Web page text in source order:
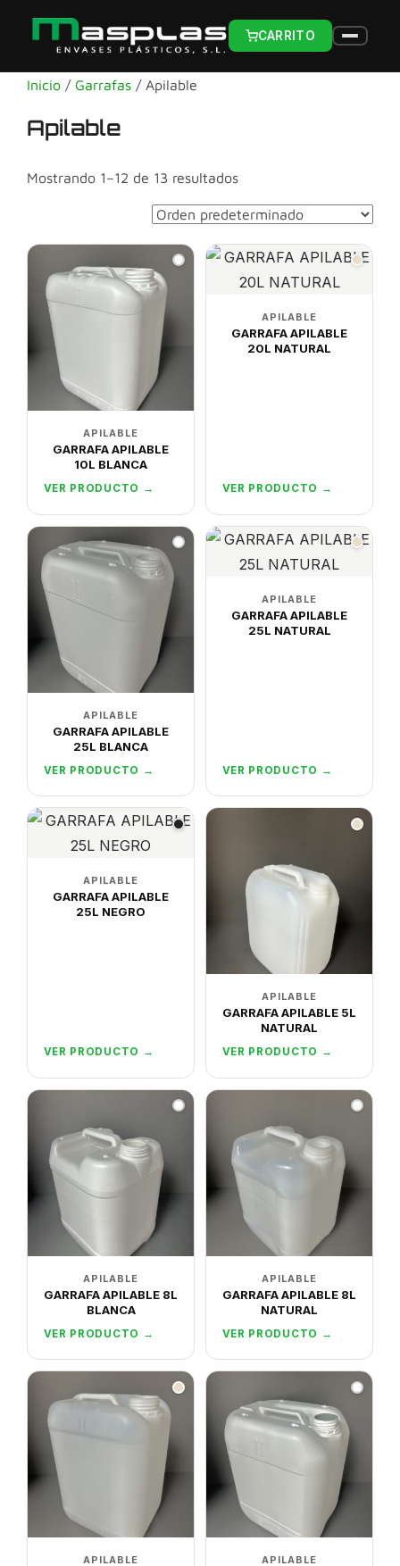
CARRITO
Inicio / Garrafas / Apilable
Apilable
Mostrando 1–12 de 13 resultados
APILABLE
GARRAFA APILABLE
10L BLANCA
VER PRODUCTO →
APILABLE
GARRAFA APILABLE
20L NATURAL
VER PRODUCTO →
APILABLE
GARRAFA APILABLE
25L BLANCA
VER PRODUCTO →
APILABLE
GARRAFA APILABLE
25L NATURAL
VER PRODUCTO →
APILABLE
GARRAFA APILABLE
25L NEGRO
VER PRODUCTO →
APILABLE
GARRAFA APILABLE 5L
NATURAL
VER PRODUCTO →
APILABLE
GARRAFA APILABLE 8L
BLANCA
VER PRODUCTO →
APILABLE
GARRAFA APILABLE 8L
NATURAL
VER PRODUCTO →
APILABLE APILABLE